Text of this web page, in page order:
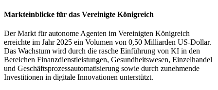
Markteinblicke für das Vereinigte Königreich
Der Markt für autonome Agenten im Vereinigten Königreich
erreichte im Jahr 2025 ein Volumen von 0,50 Milliarden US-Dollar.
Das Wachstum wird durch die rasche Einführung von KI in den
Bereichen Finanzdienstleistungen, Gesundheitswesen, Einzelhandel
und Geschäftsprozessautomatisierung sowie durch zunehmende
Investitionen in digitale Innovationen unterstützt.